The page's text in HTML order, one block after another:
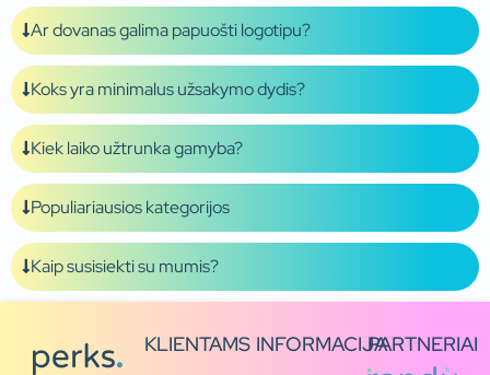
Ar dovanas galima papuošti logotipu?
Koks yra minimalus užsakymo dydis?
Kiek laiko užtrunka gamyba?
Populiariausios kategorijos
Kaip susisiekti su mumis?
KLIENTAMS INFORMACIJAPARTNERIAI